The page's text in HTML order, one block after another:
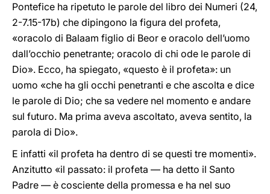
Pontefice ha ripetuto le parole del libro dei Numeri (24,
2-7.15-17b) che dipingono la figura del profeta,
«oracolo di Balaam figlio di Beor e oracolo dell’uomo
dall’occhio penetrante; oracolo di chi ode le parole di
Dio». Ecco, ha spiegato, «questo è il profeta»: un
uomo «che ha gli occhi penetranti e che ascolta e dice
le parole di Dio; che sa vedere nel momento e andare
sul futuro. Ma prima aveva ascoltato, aveva sentito, la
parola di Dio».
E infatti «il profeta ha dentro di se questi tre momenti».
Anzitutto «il passato: il profeta — ha detto il Santo
Padre — è cosciente della promessa e ha nel suo